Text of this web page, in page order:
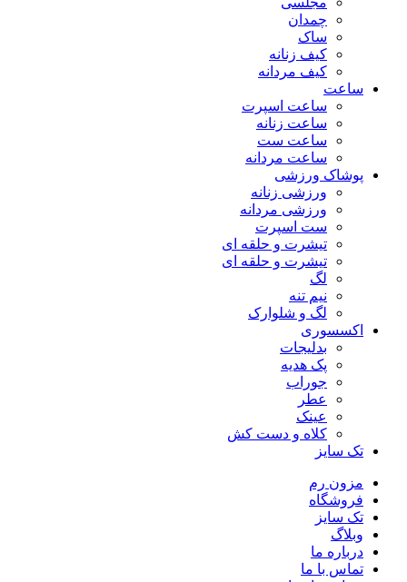
چمدان
ساک
کیف زنانه
کیف مردانه
ساعت
ساعت اسپرت
ساعت زنانه
ساعت ست
ساعت مردانه
پوشاک ورزشی
ورزشی زنانه
ورزشی مردانه
ست اسپرت
تیشرت و حلقه ای
تیشرت و حلقه ای
لگ
نیم تنه
لگ و شلوارک
اکسسوری
بدلیجات
پک هدیه
جوراب
عطر
عینک
کلاه و دست کش
تک سایز
مزون رم
فروشگاه
تک سایز
وبلاگ
درباره ما
تماس با ما